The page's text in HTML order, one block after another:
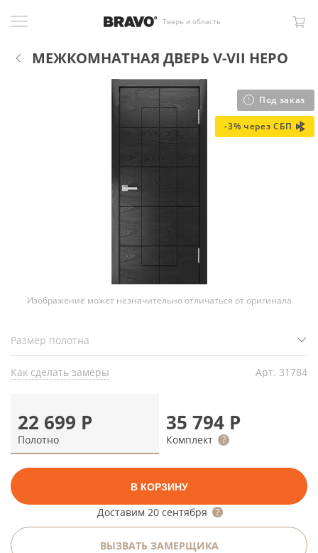
Тверь и область
МЕЖКОМНАТНАЯ ДВЕРЬ V-VII НЕРО
Под заказ
-3% через СБП
Изображение может незначительно отличаться от оригинала
Как сделать замеры Арт. 31784
22 699 Р
Полотно
35 794 Р
Комплект
В КОРЗИНУ
Доставим 20 сентября
ВЫЗВАТЬ ЗАМЕРЩИКА